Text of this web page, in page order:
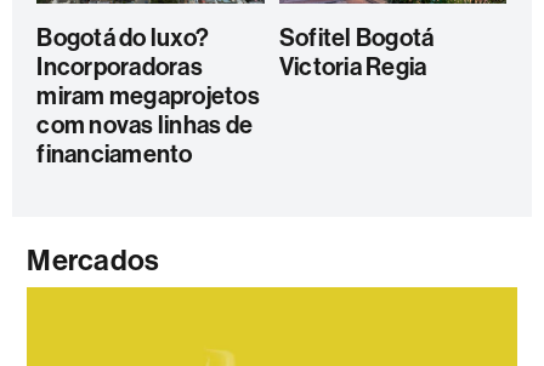
Bogotá do luxo?
Incorporadoras
miram megaprojetos
com novas linhas de
financiamento
Sofitel Bogotá
Victoria Regia
Mercados